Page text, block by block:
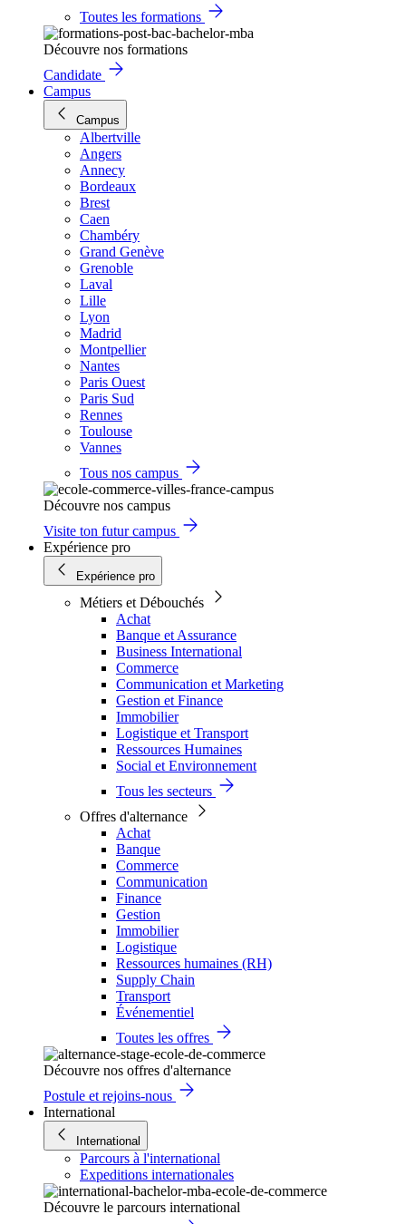
Toutes les formations
Découvre nos formations
Candidate
Campus
Campus
Albertville
Angers
Annecy
Bordeaux
Brest
Caen
Chambéry
Grand Genève
Grenoble
Laval
Lille
Lyon
Madrid
Montpellier
Nantes
Paris Ouest
Paris Sud
Rennes
Toulouse
Vannes
Tous nos campus
Découvre nos campus
Visite ton futur campus
Expérience pro
Expérience pro
Métiers et Débouchés
Achat
Banque et Assurance
Business International
Commerce
Communication et Marketing
Gestion et Finance
Immobilier
Logistique et Transport
Ressources Humaines
Social et Environnement
Tous les secteurs
Offres d'alternance
Achat
Banque
Commerce
Communication
Finance
Gestion
Immobilier
Logistique
Ressources humaines (RH)
Supply Chain
Transport
Événementiel
Toutes les offres
Découvre nos offres d'alternance
Postule et rejoins-nous
International
International
Parcours à l'international
Expeditions internationales
Découvre le parcours international